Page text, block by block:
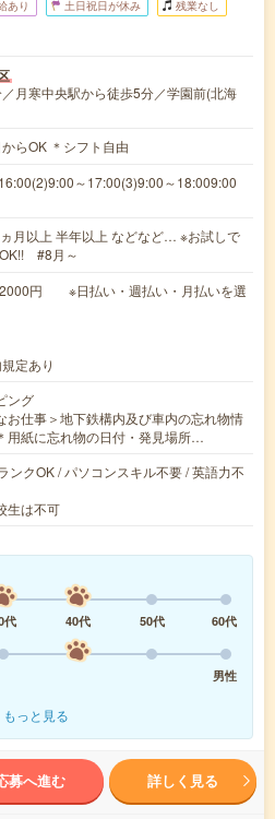
あり 土日祝日が休み 残業なし
月寒中央駅から徒歩5分／学園前(北海
らOK ＊シフト自由
～17:00(3)9:00～18:009:00
月以上 半年以上 などなど… ※お試しで
#8月～
円 ※日払い・週払い・月払いを選
定あり
ング
お仕事＞地下鉄構内及び車内の忘れ物情
用紙に忘れ物の日付・発見場所…
ンクOK / パソコンスキル不要 / 英語力不
生は不可
代 40代 50代
60代
男性
もっと見る
募へ進む 詳しく見る